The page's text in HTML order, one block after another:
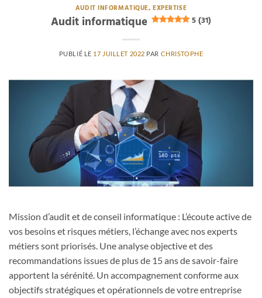
AUDIT INFORMATIQUE, EXPERTISE
Audit informatique 5 (31)
PUBLIÉ LE 17 JUILLET 2022 PAR CHRISTOPHE
Mission d’audit et de conseil informatique : L’écoute active de
vos besoins et risques métiers, l’échange avec nos experts
métiers sont priorisés. Une analyse objective et des
recommandations issues de plus de 15 ans de savoir-faire
apportent la sérénité. Un accompagnement conforme aux
objectifs stratégiques et opérationnels de votre entreprise